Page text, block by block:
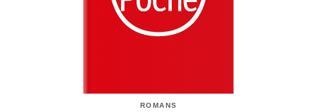
ROMANS